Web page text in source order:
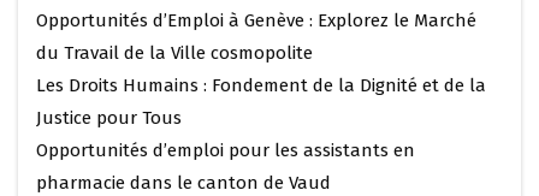
Opportunités d’Emploi à Genève : Explorez le Marché
du Travail de la Ville cosmopolite
Les Droits Humains : Fondement de la Dignité et de la
Justice pour Tous
Opportunités d’emploi pour les assistants en
pharmacie dans le canton de Vaud